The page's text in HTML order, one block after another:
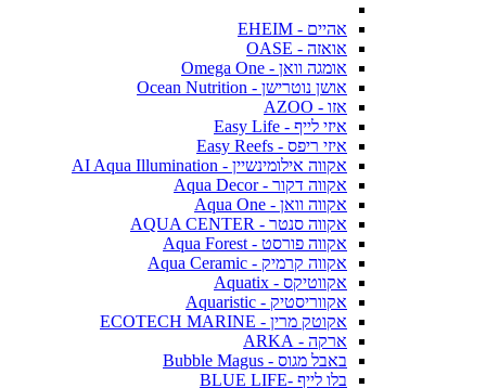
אהיים - EHEIM
אואזה - OASE
אומגה וואן - Omega One
אושן נוטרישן - Ocean Nutrition
אזו - AZOO
איזי לייף - Easy Life
איזי ריפס - Easy Reefs
אקווה אילומינשיין - AI Aqua Illumination
אקווה דקור - Aqua Decor
אקווה וואן - Aqua One
אקווה סנטר - AQUA CENTER
אקווה פורסט - Aqua Forest
אקווה קרמיק - Aqua Ceramic
אקווטיקס - Aquatix
אקווריסטיק - Aquaristic
אקוטק מרין - ECOTECH MARINE
ארקה - ARKA
באבל מגוס - Bubble Magus
בלו לייף -BLUE LIFE